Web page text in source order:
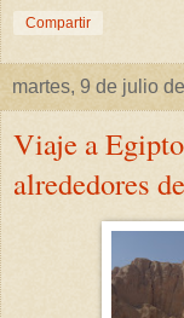
Compartir
martes, 9 de julio
Viaje a
alrededores